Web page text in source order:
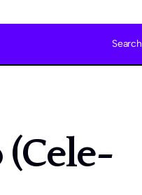
Search